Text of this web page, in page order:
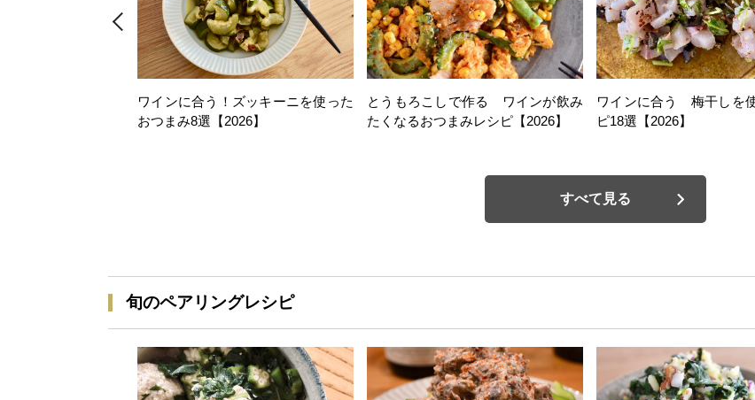
ワインに合う！ズッキーニを使った
おつまみ8選【2026】
とうもろこしで作る ワインが飲み
たくなるおつまみレシピ【2026】
ワインに合う 梅干しを
ピ18選【2026】
すべて見る
旬のペアリングレシピ